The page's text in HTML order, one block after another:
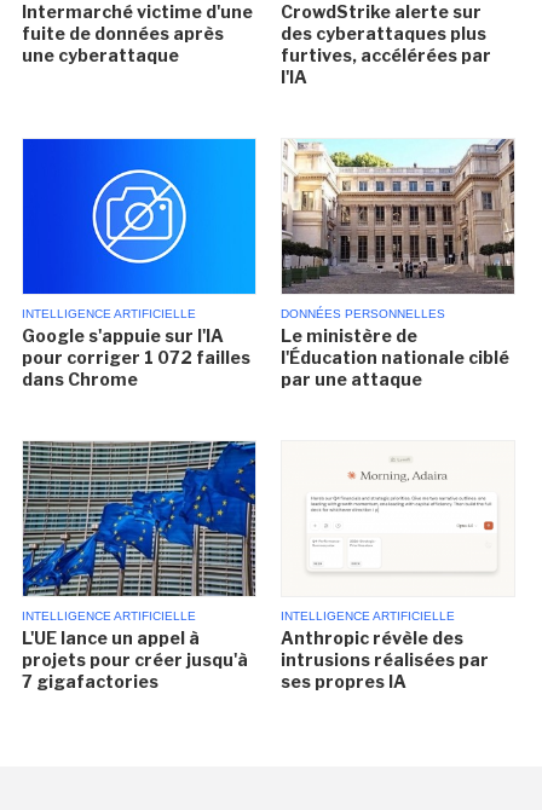
Intermarché victime d'une
fuite de données après
une cyberattaque
CrowdStrike alerte sur
des cyberattaques plus
furtives, accélérées par
l'IA
INTELLIGENCE ARTIFICIELLE
Google s'appuie sur l'IA
pour corriger 1 072 failles
dans Chrome
DONNÉES PERSONNELLES
Le ministère de
l'Éducation nationale ciblé
par une attaque
INTELLIGENCE ARTIFICIELLE
L'UE lance un appel à
projets pour créer jusqu'à
7 gigafactories
INTELLIGENCE ARTIFICIELLE
Anthropic révèle des
intrusions réalisées par
ses propres IA